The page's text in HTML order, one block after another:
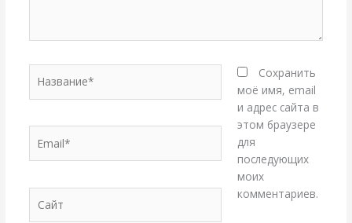
Сохранить
моё имя, email
и адрес сайта в
этом браузере
для
последующих
моих
комментариев.